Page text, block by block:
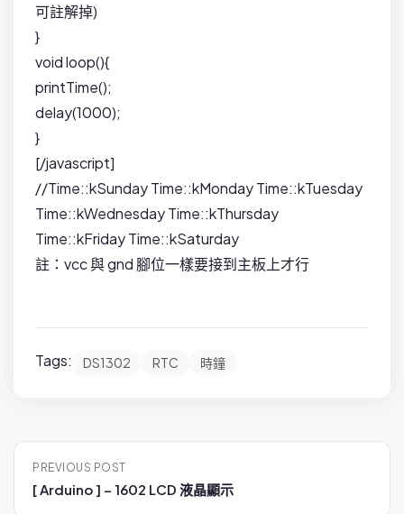
可註解掉)
}
void loop(){
printTime();
delay(1000);
}
[/javascript]
//Time::kSunday Time::kMonday Time::kTuesday
Time::kWednesday Time::kThursday
Time::kFriday Time::kSaturday
註：vcc 與 gnd 腳位一樣要接到主板上才行
Tags: DS1302 RTC 時鐘
P
PREVIOUS POST
[ Arduino ] – 1602 LCD 液晶顯示